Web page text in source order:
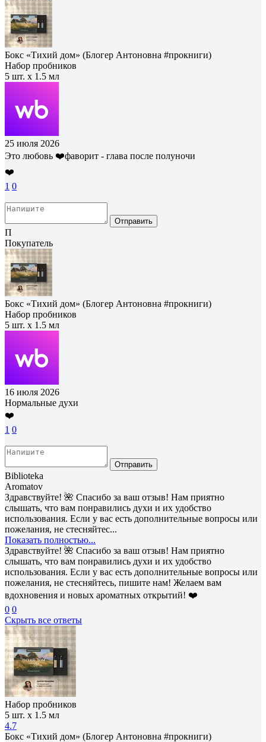
Бокс «Тихий дом» (Блогер Антоновна #прокниги)
Набор пробников
5 шт. х 1.5 мл
25 июля 2026
Это любовь ❤️фаворит - глава после полуночи
❤️
1 0
Отправить
П
Покупатель
Бокс «Тихий дом» (Блогер Антоновна #прокниги)
Набор пробников
5 шт. х 1.5 мл
16 июля 2026
Нормальные духи
❤️
1 0
Отправить
Biblioteka
Aromatov
Здравствуйте! 🌺 Спасибо за ваш отзыв! Нам приятно
слышать, что вам понравились духи и их удобство
использования. Если у вас есть дополнительные вопросы или
пожелания, не стесняйтес...
Показать полностью...
Здравствуйте! 🌺 Спасибо за ваш отзыв! Нам приятно
слышать, что вам понравились духи и их удобство
использования. Если у вас есть дополнительные вопросы или
пожелания, не стесняйтесь, пишите нам! Желаем вам
вдохновения и новых ароматных открытий! ❤️
0 0
Скрыть все ответы
Набор пробников
5 шт. х 1.5 мл
4.7
Бокс «Тихий дом» (Блогер Антоновна #прокниги)